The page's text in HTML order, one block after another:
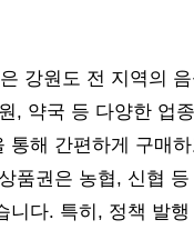
강원도 전 지역의
, 약국 등 다양한 업
통해 간편하게 구매
품권은 농협, 신협 등
니다. 특히, 정책 발